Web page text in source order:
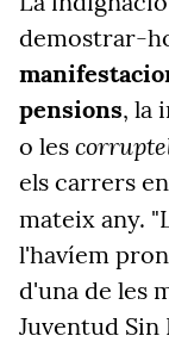
demostrar-
pensions, la
o les
els carrers
mateix any.
l'havíem
d'una de les
Juventud Sin